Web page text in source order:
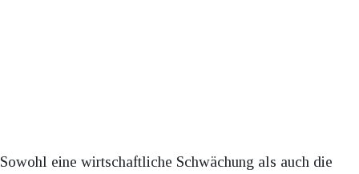
Sowohl eine wirtschaftliche Schwächung als auch die